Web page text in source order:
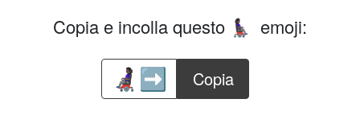
Copia e incolla questo 👩🏿‍🦼‍➡️ emoji:
Copia